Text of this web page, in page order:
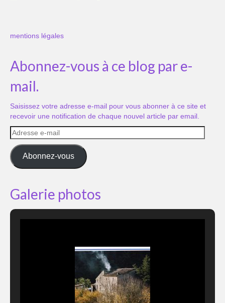
mentions légales
Abonnez-vous à ce blog par e-
mail.
Saisissez votre adresse e-mail pour vous abonner à ce site et
recevoir une notification de chaque nouvel article par email.
Adresse
e-
mail
Abonnez-vous
Galerie photos